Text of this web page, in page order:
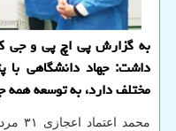
به گزارش پی اچ پی و جی
داشت: جهاد دانشگاهی با
مختلف دارد، به توسعه همه
محمد